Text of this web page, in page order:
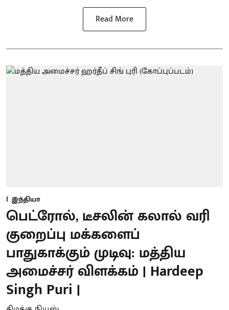
Read More
இந்தியா
பெட்ரோல், டீசலின் கலால் வரி
குறைப்பு மக்களைப்
பாதுகாக்கும் முடிவு: மத்திய
அமைச்சர் விளக்கம் | Hardeep
Singh Puri |